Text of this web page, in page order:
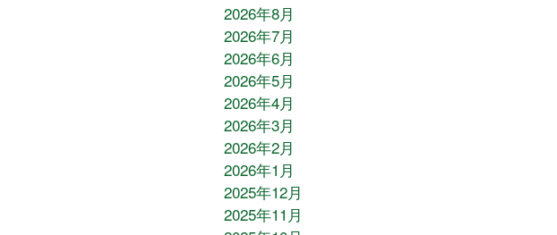
2026年8月
2026年7月
2026年6月
2026年5月
2026年4月
2026年3月
2026年2月
2026年1月
2025年12月
2025年11月